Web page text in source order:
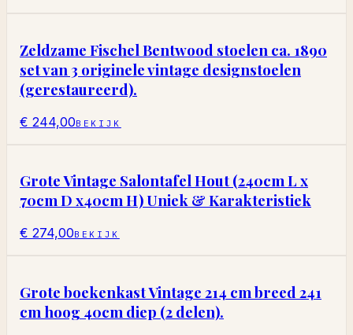
Zeldzame Fischel Bentwood stoelen ca. 1890
set van 3 originele vintage designstoelen
(gerestaureerd).
€ 244,00BEKIJK
Grote Vintage Salontafel Hout (240cm L x
70cm D x40cm H) Uniek & Karakteristiek
€ 274,00BEKIJK
Grote boekenkast Vintage 214 cm breed 241
cm hoog 40cm diep (2 delen).